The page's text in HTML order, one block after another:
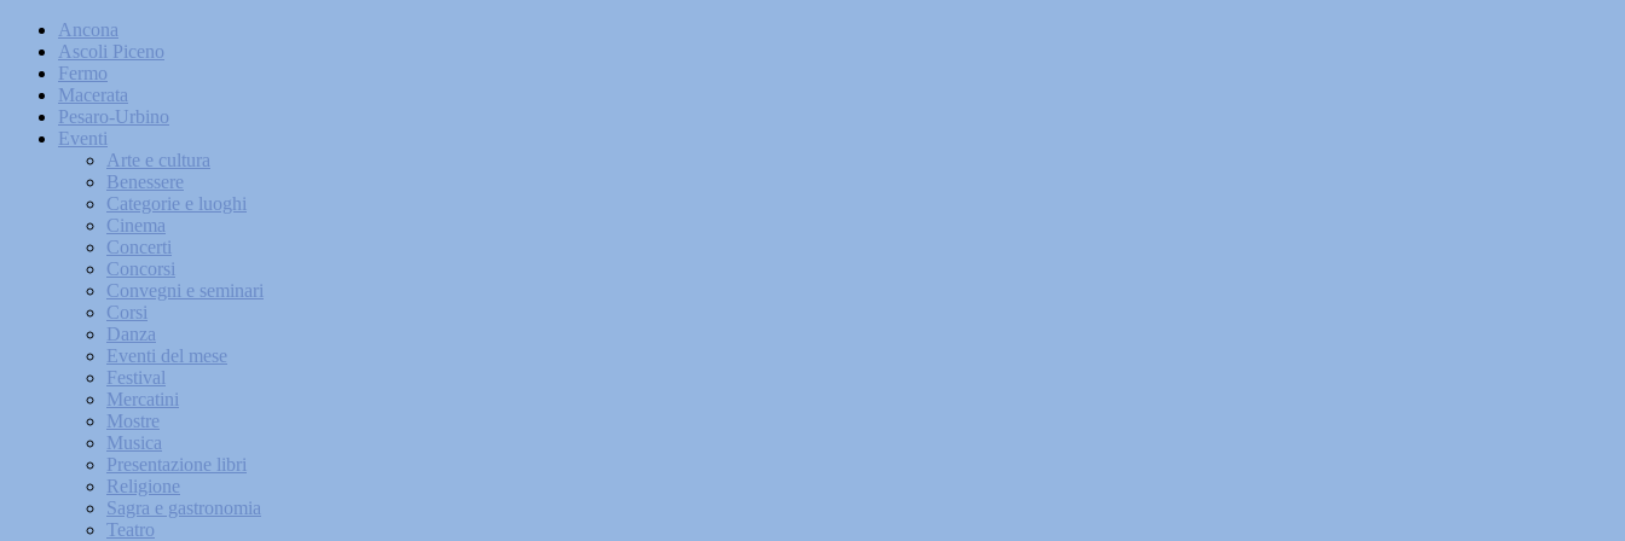
Ancona
Ascoli Piceno
Fermo
Macerata
Pesaro-Urbino
Eventi
Arte e cultura
Benessere
Categorie e luoghi
Cinema
Concerti
Concorsi
Convegni e seminari
Corsi
Danza
Eventi del mese
Festival
Mercatini
Mostre
Musica
Presentazione libri
Religione
Sagra e gastronomia
Teatro